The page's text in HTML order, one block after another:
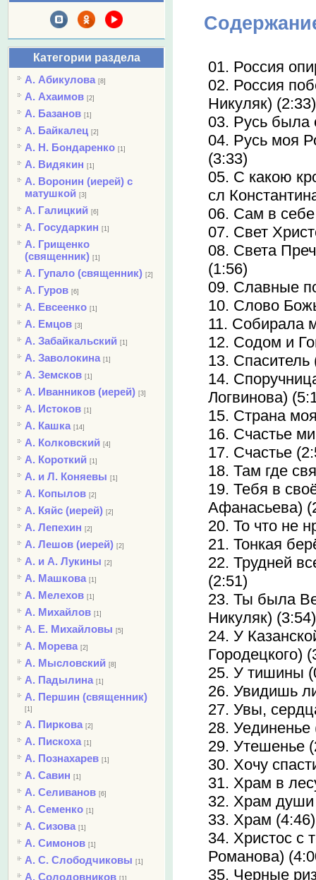
Категории раздела
А. Абикулова [8]
А. Ахаимов [2]
А. Базанов [1]
А. Байкалец [2]
А. Н. Бондаренко [1]
А. Видякин [1]
А. Воронин (иерей) с
матушкой [3]
А. Галицкий [6]
А. Государкин [1]
А. Грищенко
(священник) [1]
А. Гупало (священник) [2]
А. Гуров [6]
А. Евсеенко [1]
А. Емцов [3]
А. Забайкальский [1]
А. Заволокина [1]
А. Земсков [1]
А. Иванников (иерей) [3]
А. Истоков [1]
А. Кашка [14]
А. Колковский [4]
А. Короткий [1]
А. и Л. Коняевы [1]
А. Копылов [2]
А. Кяйс (иерей) [2]
А. Лепехин [2]
А. Лешов (иерей) [2]
А. и А. Лукины [2]
А. Машкова [1]
А. Мелехов [1]
А. Михайлов [1]
А. Е. Михайловы [5]
А. Морева [2]
А. Мысловский [8]
А. Падылина [1]
А. Першин (священник)
[1]
А. Пиркова [2]
А. Пискоха [1]
А. Познахарев [1]
А. Савин [1]
А. Селиванов [6]
А. Семенко [1]
А. Сизова [1]
А. Симонов [1]
А. С. Слободчиковы [1]
А. Солодовников [1]
01. Россия
02. Россия
Никуляк) (2:33)
03. Русь была
04. Русь моя
(3:33)
05. С какою
сл
06. Сам в
07. Свет
08. Света
(1:56)
09. Славные
10. Слово
11. Собирала
12. Содом и
13. Спаситель
14.
Логвинова)
15. Страна
16. Счастье
17. Счастье
18. Там где
19. Тебя в
Афанасьева)
20. То что не
21. Тонкая
22. Трудней
(2:51)
23. Ты была
Никуляк) (3:54)
24. У
Городецкого)
25. У тишины
26. Увидишь
27. Увы,
28. Уединенье
29. Утешенье
30. Хочу
31. Храм в
32. Храм души
33. Храм (4:46)
34. Христос с
Романова)
35. Черные